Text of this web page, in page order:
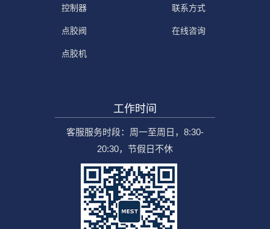
控制器
点胶阀
点胶机
联系方式
在线咨询
工作时间
客服服务时段：周一至周日，8:30-
20:30，节假日不休